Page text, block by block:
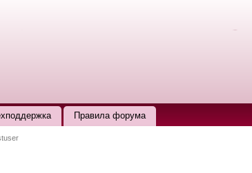
Правила форума